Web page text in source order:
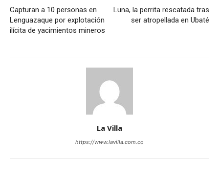
Capturan a 10 personas en
Lenguazaque por explotación
ilícita de yacimientos mineros
Luna, la perrita rescatada tras
ser atropellada en Ubaté
La Villa
https://www.lavilla.com.co